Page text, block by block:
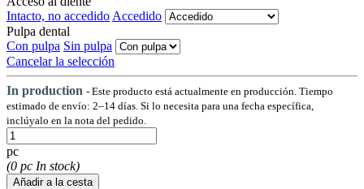
Intacto, no accedido Accedido
Pulpa dental
Con pulpa Sin pulpa
Cancelar la selección
In production - Este producto está actualmente en producción. Tiempo
estimado de envío: 2–14 días. Si lo necesita para una fecha específica,
inclúyalo en la nota del pedido.
pc
(0 pc In stock)
Añadir a la cesta